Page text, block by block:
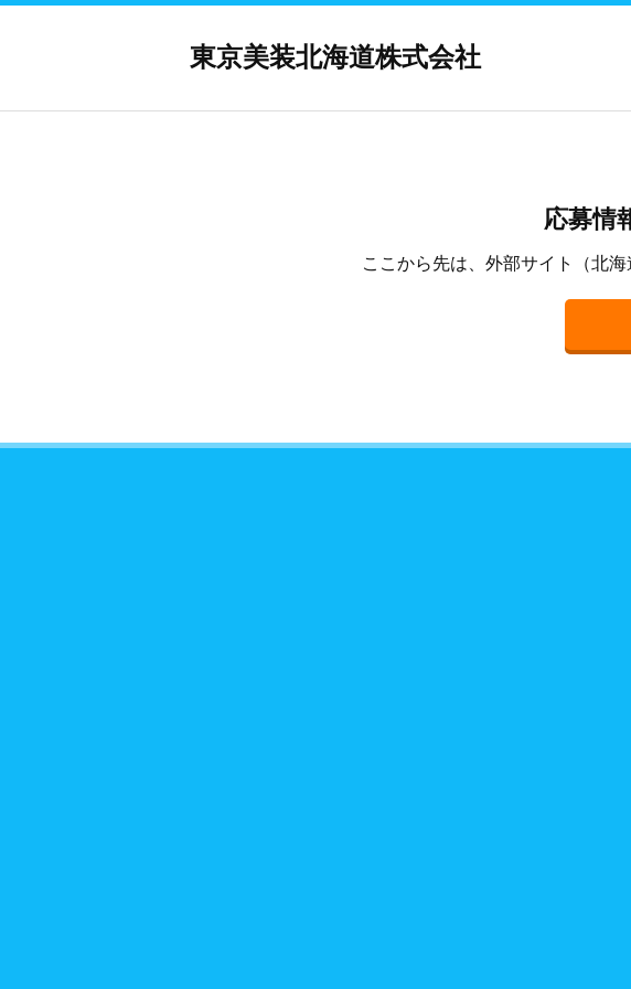
東京美装北海道株式会社
応募情
ここから先は、外部サイト（北